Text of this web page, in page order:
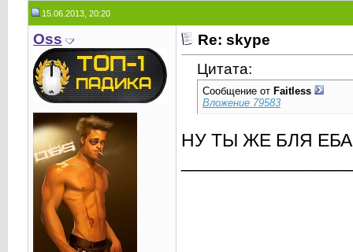
15.06.2013, 20:20
Oss
Re: skype
Цитата:
Сообщение от Faitless
Вложение 79583
НУ ТЫ ЖЕ БЛЯ